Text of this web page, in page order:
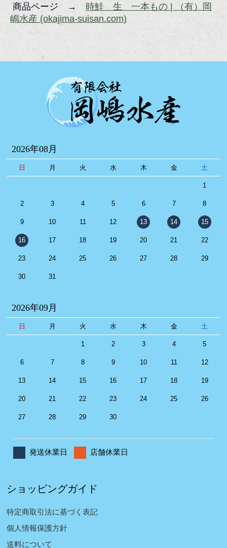
商品ページ → 時鮭 生 一本もの | （有）岡
嶋水産 (okajima-suisan.com)
2026年08月
日 月 火 水 木 金 土
1
2 3 4 5 6 7 8
9 10 11 12 13 14 15
16 17 18 19 20 21 22
23 24 25 26 27 28 29
30 31
2026年09月
日 月 火 水 木 金 土
1 2 3 4 5
6 7 8 9 10 11 12
13 14 15 16 17 18 19
20 21 22 23 24 25 26
27 28 29 30
発送休業日 店舗休業日
ショッピングガイド
特定商取引法に基づく表記
個人情報保護方針
送料について